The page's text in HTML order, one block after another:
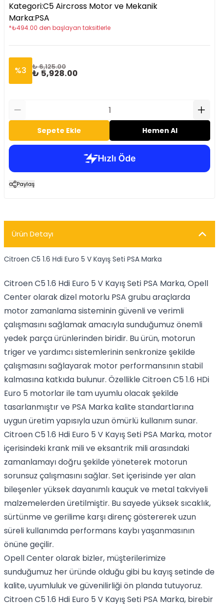
Kategori:C5 Aircross Motor ve Mekanik
Marka:PSA
*₺494.00 den başlayan taksitlerle
%3 ₺ 6,125.00
₺ 5,928.00
Sepete Ekle Hemen Al
Paylaş
Ürün Detayı
Citroen C5 1.6 Hdi Euro 5 V Kayış Seti PSA Marka
Citroen C5 1.6 Hdi Euro 5 V Kayış Seti PSA Marka, Opell
Center olarak dizel motorlu PSA grubu araçlarda
motor zamanlama sisteminin güvenli ve verimli
çalışmasını sağlamak amacıyla sunduğumuz önemli
yedek parça ürünlerinden biridir. Bu ürün, motorun
triger ve yardımcı sistemlerinin senkronize şekilde
çalışmasını sağlayarak motor performansının stabil
kalmasına katkıda bulunur. Özellikle Citroen C5 1.6 HDi
Euro 5 motorlar ile tam uyumlu olacak şekilde
tasarlanmıştır ve PSA Marka kalite standartlarına
uygun üretim yapısıyla uzun ömürlü kullanım sunar.
Citroen C5 1.6 Hdi Euro 5 V Kayış Seti PSA Marka, motor
içerisindeki krank mili ve eksantrik mili arasındaki
zamanlamayı doğru şekilde yöneterek motorun
sorunsuz çalışmasını sağlar. Set içerisinde yer alan
bileşenler yüksek dayanımlı kauçuk ve metal takviyeli
malzemelerden üretilmiştir. Bu sayede yüksek sıcaklık,
sürtünme ve gerilime karşı direnç göstererek uzun
süreli kullanımda performans kaybı yaşanmasının
önüne geçilir.
Opell Center olarak bizler, müşterilerimize
sunduğumuz her üründe olduğu gibi bu kayış setinde de
kalite, uyumluluk ve güvenilirliği ön planda tutuyoruz.
Citroen C5 1.6 Hdi Euro 5 V Kayış Seti PSA Marka, birebir